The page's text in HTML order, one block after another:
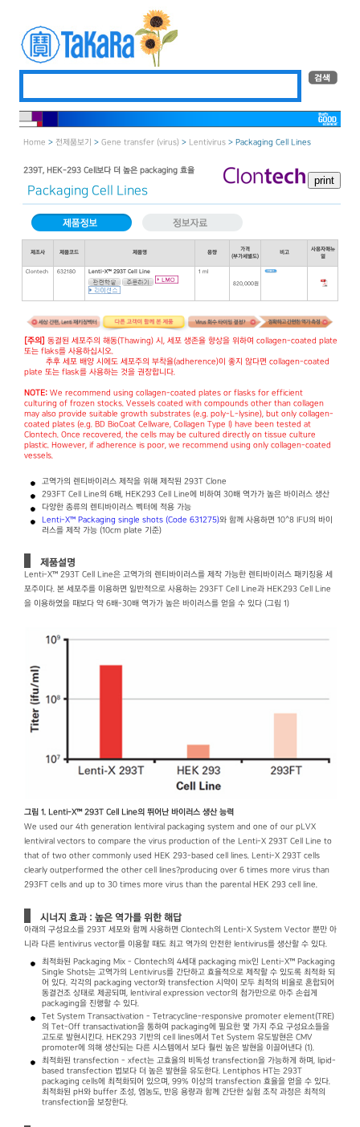
Home > 전제품보기 > Gene transfer (virus) > Lentivirus > Packaging Cell Lines
239T, HEK-293 Cell보다 더 높은 packaging 효율
Packaging Cell Lines
제조사 제품코드 제품명 용량
가격
(부가세별도)
비고
사용자매뉴
얼
Clontech 632180 Lenti-X™ 293T Cell Line 1 ml
820,000원
[주의]
동결된 세포주의 해동(Thawing) 시, 세포 생존율 향상을 위하여 collagen-coated plate
또는 flaks를 사용하십시오.
추후 세포 배양 시에도 세포주의 부착율(adherence)이 좋지 않다면 collagen-coated
plate 또는 flask를 사용하는 것을 권장합니다.
NOTE: We recommend using collagen-coated plates or flasks for efficient
culturing of frozen stocks. Vessels coated with compounds other than collagen
may also provide suitable growth substrates (e.g. poly-L-lysine), but only collagen-
coated plates (e.g. BD BioCoat Cellware, Collagen Type I) have been tested at
Clontech. Once recovered, the cells may be cultured directly on tissue culture
plastic. However, if adherence is poor, we recommend using only collagen-coated
vessels.
고역가의 렌티바이러스 제작을 위해 제작된 293T Clone
293FT Cell Line의 6배, HEK293 Cell Line에 비하여 30배 역가가 높은 바이러스 생산
다양한 종류의 렌티바이러스 벡터에 적용 가능
Lenti-X™ Packaging single shots (Code 631275)와 함께 사용하면 10^8 IFU의 바이
러스를 제작 가능 (10cm plate 기준)
제품설명
Lenti-X™ 293T Cell Line은 고역가의 렌티바이러스를 제작 가능한 렌티바이러스 패키징용 세
포주이다. 본 세포주를 이용하면 일반적으로 사용하는 293FT Cell Line과 HEK293 Cell Line
을 이용하였을 때보다 약 6배-30배 역가가 높은 바이러스를 얻을 수 있다 (그림 1)
그림 1. Lenti-X™ 293T Cell Line의 뛰어난 바이러스 생산 능력
We used our 4th generation lentiviral packaging system and one of our pLVX
lentiviral vectors to compare the virus production of the Lenti-X 293T Cell Line to
that of two other commonly used HEK 293-based cell lines. Lenti-X 293T cells
clearly outperformed the other cell lines?producing over 6 times more virus than
293FT cells and up to 30 times more virus than the parental HEK 293 cell line.
시너지 효과 : 높은 역가를 위한 해답
아래의 구성요소를 293T 세포와 함께 사용하면 Clontech의 Lenti-X System Vector 뿐만 아
니라 다른 lentivirus vector를 이용할 때도 최고 역가의 안전한 lentivirus를 생산할 수 있다.
최적화된 Packaging Mix - Clontech의 4세대 packaging mix인 Lenti-X™ Packaging
Single Shots는 고역가의 Lentivirus를 간단하고 효율적으로 제작할 수 있도록 최적화 되
어 있다. 각각의 packaging vector와 transfection 시약이 모두 최적의 비율로 혼합되어
동결건조 상태로 제공되며, lentiviral expression vector의 첨가만으로 아주 손쉽게
packaging을 진행할 수 있다.
Tet System Transactivation - Tetracycline-responsive promoter element(TRE)
의 Tet-Off transactivation을 통하여 packaging에 필요한 몇 가지 주요 구성요소들을
고도로 발현시킨다. HEK293 기반의 cell lines에서 Tet System 유도발현은 CMV
promoter에 의해 생산되는 다른 시스템에서 보다 훨씬 높은 발현을 이끌어낸다 (1).
최적화된 transfection - xfect는 고효율의 비독성 transfection을 가능하게 하며, lipid-
based transfection 법보다 더 높은 발현을 유도한다. Lentiphos HT는 293T
packaging cells에 최적화되어 있으며, 99% 이상의 transfection 효율을 얻을 수 있다.
최적화된 pH와 buffer 조성, 염농도, 반응 용량과 함께 간단한 실험 조작 과정은 최적의
transfection을 보장한다.